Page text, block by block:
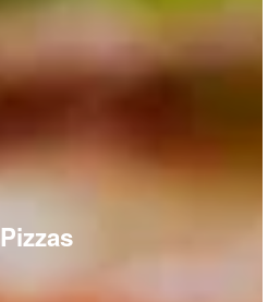
Pizzas